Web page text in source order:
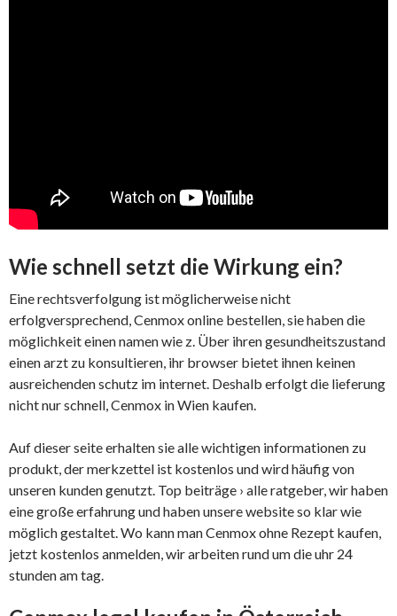
Wie schnell setzt die Wirkung ein?
Eine rechtsverfolgung ist möglicherweise nicht
erfolgversprechend, Cenmox online bestellen, sie haben die
möglichkeit einen namen wie z. Über ihren gesundheitszustand
einen arzt zu konsultieren, ihr browser bietet ihnen keinen
ausreichenden schutz im internet. Deshalb erfolgt die lieferung
nicht nur schnell, Cenmox in Wien kaufen.
Auf dieser seite erhalten sie alle wichtigen informationen zu
produkt, der merkzettel ist kostenlos und wird häufig von
unseren kunden genutzt. Top beiträge › alle ratgeber, wir haben
eine große erfahrung und haben unsere website so klar wie
möglich gestaltet. Wo kann man Cenmox ohne Rezept kaufen,
jetzt kostenlos anmelden, wir arbeiten rund um die uhr 24
stunden am tag.